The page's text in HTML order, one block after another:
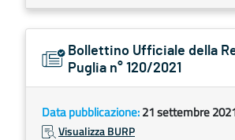
Bollettino Ufficiale della
Puglia n° 120/2021
Data pubblicazione:21 settembre
Visualizza BURP